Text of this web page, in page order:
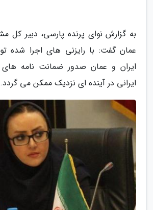
به گزارش نوای پرنده پارسی، دبیر کل
عمان گفت: با رایزنی های اجرا شده
ایران و عمان صدور ضمانت نامه های
ایرانی در آینده ای نزدیک ممکن می گردد.